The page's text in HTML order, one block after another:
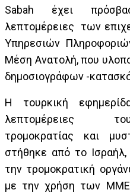
Sabah έχει
λεπτομέρειες των
Υπηρεσιών
Μέση Ανατολή, που
δημοσιογράφων -
Η τουρκική
λεπτομέρειες
τρομοκρατίας και
στήθηκε από το
την τρομοκρατική
με την χρήση των ΜΜΕ,